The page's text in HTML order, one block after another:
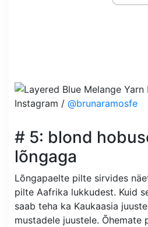
Instagram / @brunaramosfe
# 5: blond
lõngaga
Lõngapaelte pilte sirvides
pilte Aafrika lukkudest. Kuid
saab teha ka Kaukaasia
mustadele juustele. Õhemate